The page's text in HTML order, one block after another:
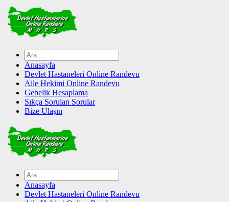
Skip
to
content
Arama:
Anasayfa
Devlet Hastaneleri Online Randevu
Aile Hekimi Online Randevu
Gebelik Hesaplama
Sıkça Sorulan Sorular
Bize Ulaşın
Arama:
Anasayfa
Devlet Hastaneleri Online Randevu